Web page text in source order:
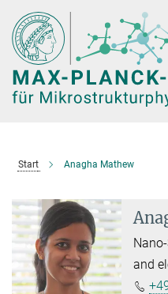
Hauptinhalt
Start Anagha Mathew
and